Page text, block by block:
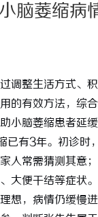
脑萎缩病
调整生活方式、
有效方法，综
小脑萎缩患者延
有3年。初诊时
人常需猜测其意
大便干结等症状
想，病情仍缓慢